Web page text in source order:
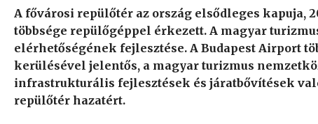
A fővárosi repülőtér az ország elsődleges kapuja,
többsége repülőgéppel érkezett. A magyar
elérhetőségének fejlesztése. A Budapest Airport
kerülésével jelentős, a magyar turizmus
infrastrukturális fejlesztések és járatbővítések
repülőtér hazatért.